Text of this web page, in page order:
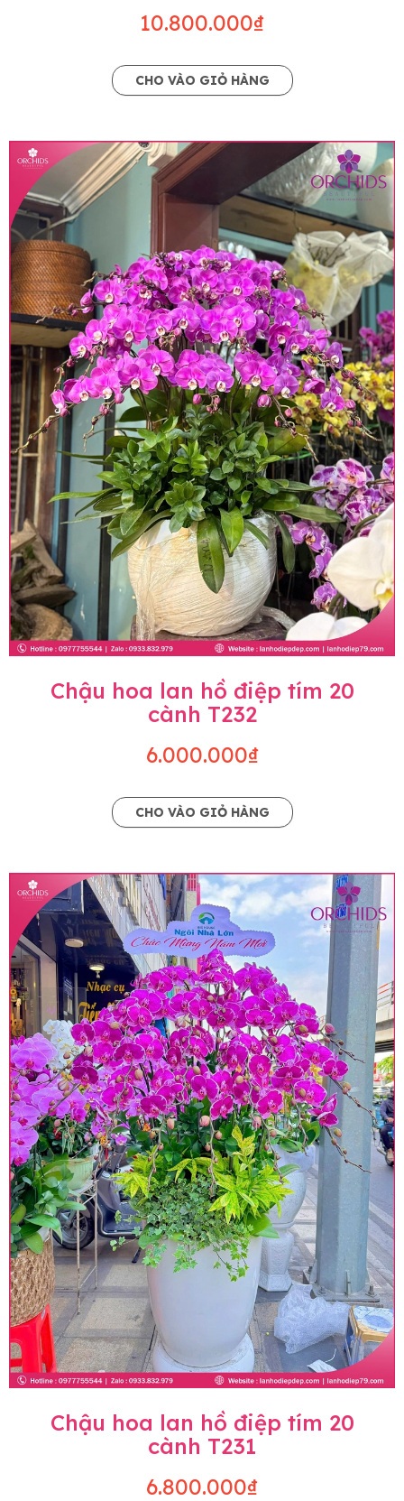
10.800.000₫
CHO VÀO GIỎ HÀNG
Chậu hoa lan hồ điệp tím 20
cành T232
6.000.000₫
CHO VÀO GIỎ HÀNG
Chậu hoa lan hồ điệp tím 20
cành T231
6.800.000₫